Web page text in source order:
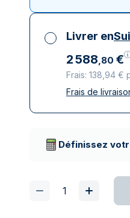
Livrer en
2588,80 €
Frais: 138,94 €
Toutes taxes
Frais de
Définissez